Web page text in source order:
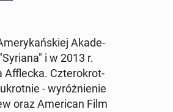
Aka­de­
i w 2013 r.
Af­flec­ka. Czte­ro­krot­
- wy­róż­nie­nie
oraz Ame­ri­can Film